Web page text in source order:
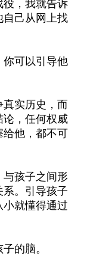
，我就告诉
己从网上找
可以引导他
实历史，而
论，任何权威
他，都不可
孩子之间形
。引导孩子
就懂得通过
的脑。